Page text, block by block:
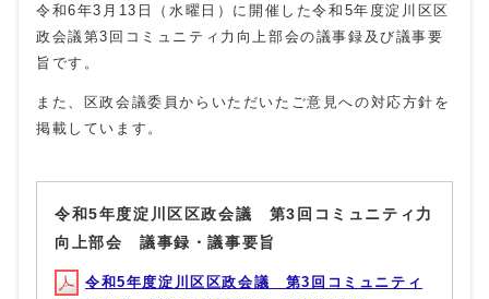
令和6年3月13日（水曜日）に開催した令和5年度淀川区区
政会議第3回コミュニティ力向上部会の議事録及び議事要
旨です。
また、区政会議委員からいただいたご意見への対応方針を
掲載しています。
令和5年度淀川区区政会議 第3回コミュニティ力
向上部会 議事録・議事要旨
令和5年度淀川区区政会議 第3回コミュニティ